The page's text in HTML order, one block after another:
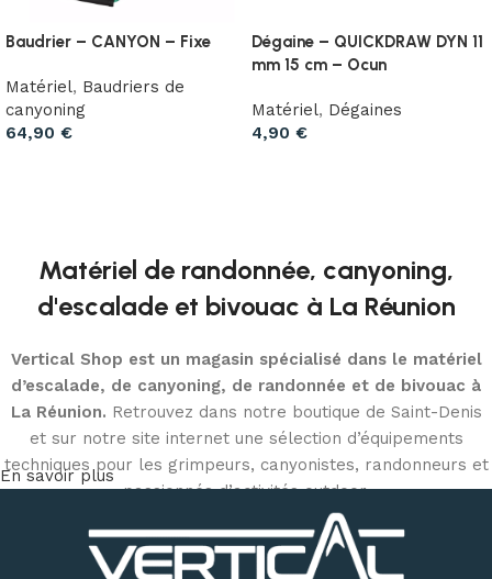
Baudrier – CANYON – Fixe
Matériel, Baudriers de
canyoning
64,90 €
Dégaine – QUICKDRAW DYN 11
mm 15 cm – Ocun
Matériel, Dégaines
4,90 €
Matériel de randonnée, canyoning,
d'escalade et bivouac à La Réunion
Vertical Shop est un magasin spécialisé dans le matériel
d’escalade, de canyoning, de randonnée et de bivouac à
La Réunion. Retrouvez dans notre boutique de Saint-Denis
et sur notre site internet une sélection d’équipements
techniques pour les grimpeurs, canyonistes, randonneurs et
passionnés d’activités outdoor.
Découvrez notre matériel d’escalade et de canyoning
chaussons d’escalade, baudriers, cordes, mousquetons,
En savoir plus